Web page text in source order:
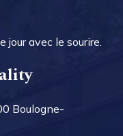
jour avec le sourire.
Boulogne-